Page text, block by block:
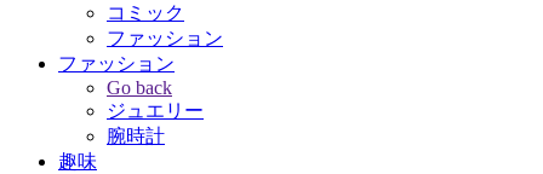
コミック
ファッション
ファッション
Go back
ジュエリー
腕時計
趣味